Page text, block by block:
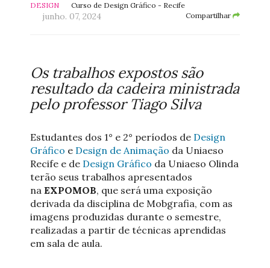
DESIGN Curso de Design Gráfico - Recife
junho. 07, 2024 Compartilhar
Os trabalhos expostos são
resultado da cadeira ministrada
pelo professor Tiago Silva
Estudantes dos 1° e 2° períodos de Design
Gráfico e Design de Animação da Uniaeso
Recife e de Design Gráfico da Uniaeso Olinda
terão seus trabalhos apresentados
na EXPOMOB, que será uma exposição
derivada da disciplina de Mobgrafia, com as
imagens produzidas durante o semestre,
realizadas a partir de técnicas aprendidas
em sala de aula.